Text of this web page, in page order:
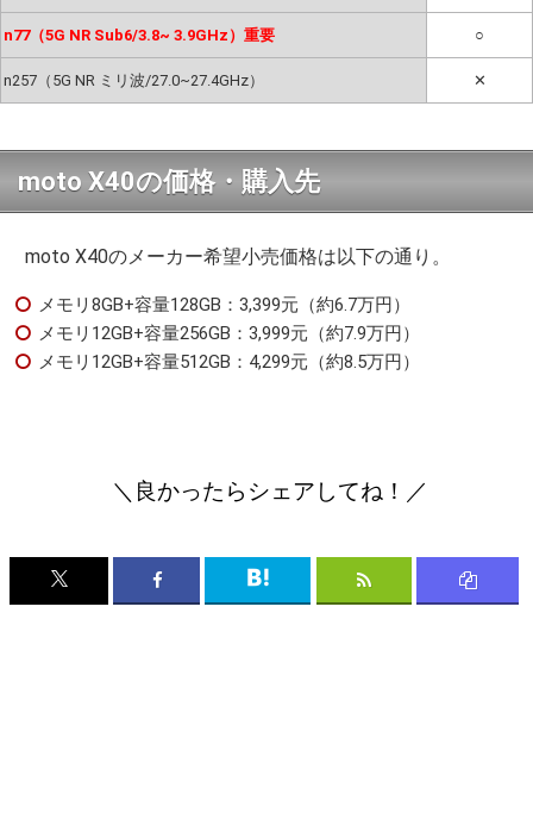
n77（5G NR Sub6/3.8~ 3.9GHz）重要 ○
n257（5G NR ミリ波/27.0~27.4GHz） ✕
moto X40の価格・購入先
moto X40のメーカー希望小売価格は以下の通り。
メモリ8GB+容量128GB：3,399元（約6.7万円）
メモリ12GB+容量256GB：3,999元（約7.9万円）
メモリ12GB+容量512GB：4,299元（約8.5万円）
＼良かったらシェアしてね！／